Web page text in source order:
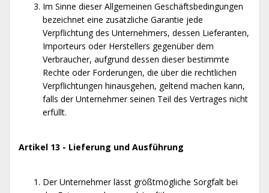
Im Sinne dieser Allgemeinen Geschäftsbedingungen
bezeichnet eine zusätzliche Garantie jede
Verpflichtung des Unternehmers, dessen Lieferanten,
Importeurs oder Herstellers gegenüber dem
Verbraucher, aufgrund dessen dieser bestimmte
Rechte oder Forderungen, die über die rechtlichen
Verpflichtungen hinausgehen, geltend machen kann,
falls der Unternehmer seinen Teil des Vertrages nicht
erfüllt.
Artikel 13 - Lieferung und Ausführung
Der Unternehmer lässt größtmögliche Sorgfalt bei